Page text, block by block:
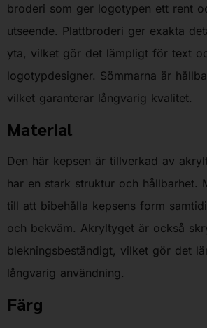
broderi som ger logotypen ett rent
utseende. Plattbroderi ger exakta
yta, vilket gör det lämpligt för text
logotypdesigner. Sömmarna är
vilket garanterar långvarig kvalitet.
Material
Den här kepsen är tillverkad av
har en stark struktur och hållbarhet.
till att bibehålla kepsens form
och bekväm. Akryltyget är också
blekningsbeständigt, vilket gör det
långvarig användning.
Färg